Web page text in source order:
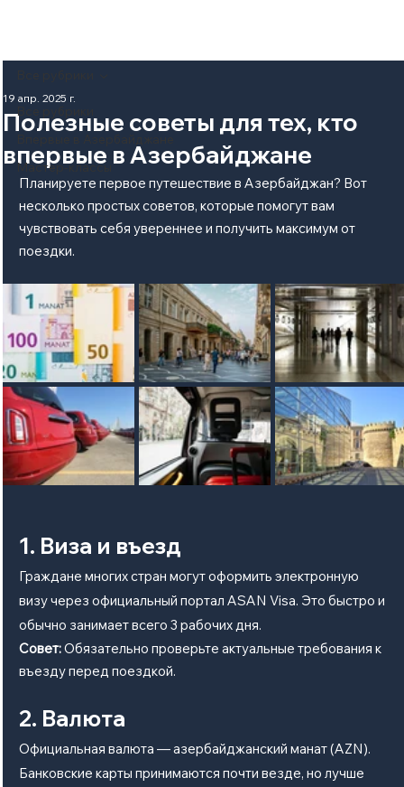
Все рубрики
Мастер-классы
Полезные советы для тех, кто
впервые в Азербайджане
19 апр. 2025 г.
Планируете первое путешествие в Азербайджан? Вот
несколько простых советов, которые помогут вам
чувствовать себя увереннее и получить максимум от
поездки.
1. Виза и въезд
Граждане многих стран могут оформить электронную
визу через официальный портал ASAN Visa. Это быстро и
обычно занимает всего 3 рабочих дня.
Совет: Обязательно проверьте актуальные требования к
въезду перед поездкой.
2. Валюта
Официальная валюта — азербайджанский манат (AZN).
Банковские карты принимаются почти везде, но лучше